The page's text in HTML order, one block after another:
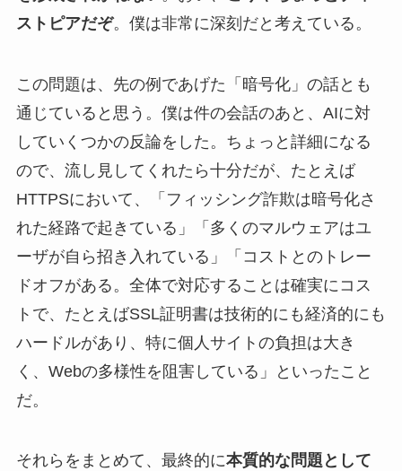
ストピアだぞ。僕は非常に深刻だと考えている。
この問題は、先の例であげた「暗号化」の話とも
通じていると思う。僕は件の会話のあと、AIに対
していくつかの反論をした。ちょっと詳細になる
ので、流し見してくれたら十分だが、たとえば
HTTPSにおいて、「フィッシング詐欺は暗号化さ
れた経路で起きている」「多くのマルウェアはユ
ーザが自ら招き入れている」「コストとのトレー
ドオフがある。全体で対応することは確実にコス
トで、たとえばSSL証明書は技術的にも経済的にも
ハードルがあり、特に個人サイトの負担は大き
く、Webの多様性を阻害している」といったこと
だ。
それらをまとめて、最終的に本質的な問題として